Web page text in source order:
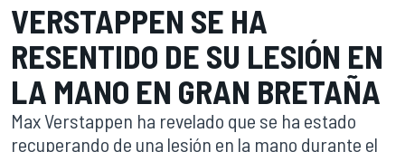
VERSTAPPEN SE HA
RESENTIDO DE SU LESIÓN EN
LA MANO EN GRAN BRETAÑA
Max Verstappen ha revelado que se ha estado
recuperando de una lesión en la mano durante el